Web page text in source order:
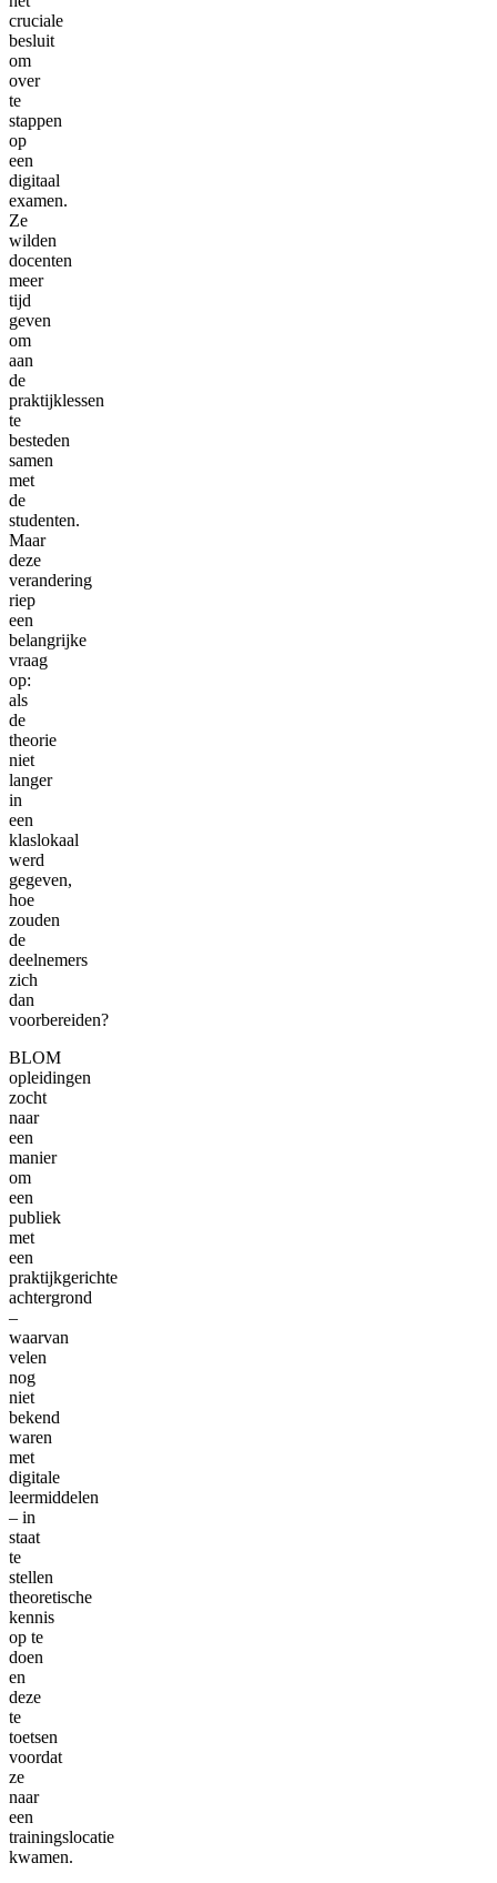
cruciale
besluit
om
over
te
stappen
op
een
digitaal
examen.
Ze
wilden
docenten
meer
tijd
geven
om
aan
de
praktijklessen
te
besteden
samen
met
de
studenten.
Maar
deze
verandering
riep
een
belangrijke
vraag
op:
als
de
theorie
niet
langer
in
een
klaslokaal
werd
gegeven,
hoe
zouden
de
deelnemers
zich
dan
voorbereiden?
BLOM
opleidingen
zocht
naar
een
manier
om
een
publiek
met
een
praktijkgerichte
achtergrond
–
waarvan
velen
nog
niet
bekend
waren
met
digitale
leermiddelen
– in
staat
te
stellen
theoretische
kennis
op te
doen
en
deze
te
toetsen
voordat
ze
naar
een
trainingslocatie
kwamen.